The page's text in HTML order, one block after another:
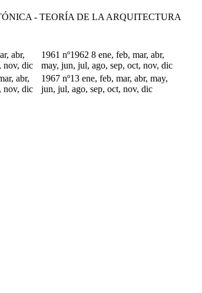
- TEORÍA DE LA ARQUITECTURA
abr,
nov, dic
1961 nº1962 8 ene, feb, mar, abr,
may, jun, jul, ago, sep, oct, nov, dic
abr,
nov, dic
1967 nº13 ene, feb, mar, abr, may,
jun, jul, ago, sep, oct, nov, dic